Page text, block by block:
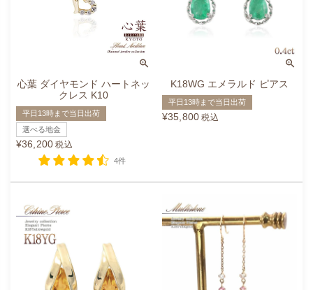
心葉 ダイヤモンド ハートネッ
クレス K10
平日13時まで当日出荷
選べる地金
¥36,200 税込
4件
K18WG エメラルド ピアス
平日13時まで当日出荷
¥35,800 税込